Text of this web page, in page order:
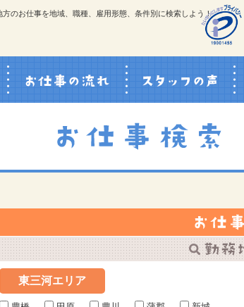
のお仕事を地域、職種、雇用形態、条件別に検索しよう！
東三河エリア